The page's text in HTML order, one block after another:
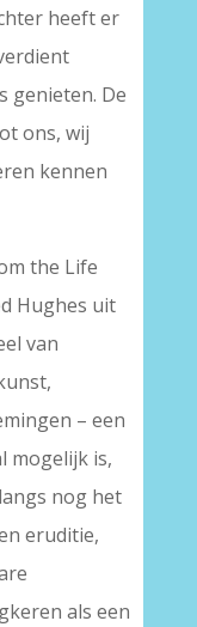
heeft er
genieten. De
ons, wij
kennen
the Life
Hughes uit
van
– een
mogelijk is,
nog het
eruditie,
als een